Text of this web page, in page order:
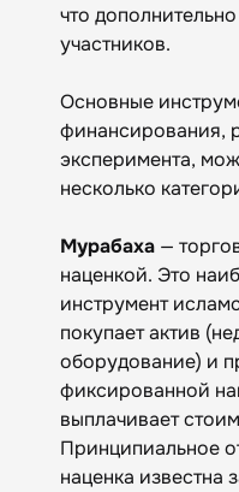
что
участников.
Основные
финансирования,
эксперимента,
несколько
Мурабаха —
наценкой. Это
инструмент
покупает актив
оборудование) и
фиксированной
выплачивает
Принципиальное
наценка известна